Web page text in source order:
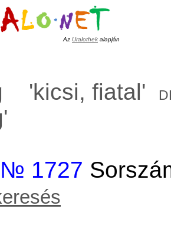
Az Uralothek alapján
'kicsi, fiatal'
'
№ 1727